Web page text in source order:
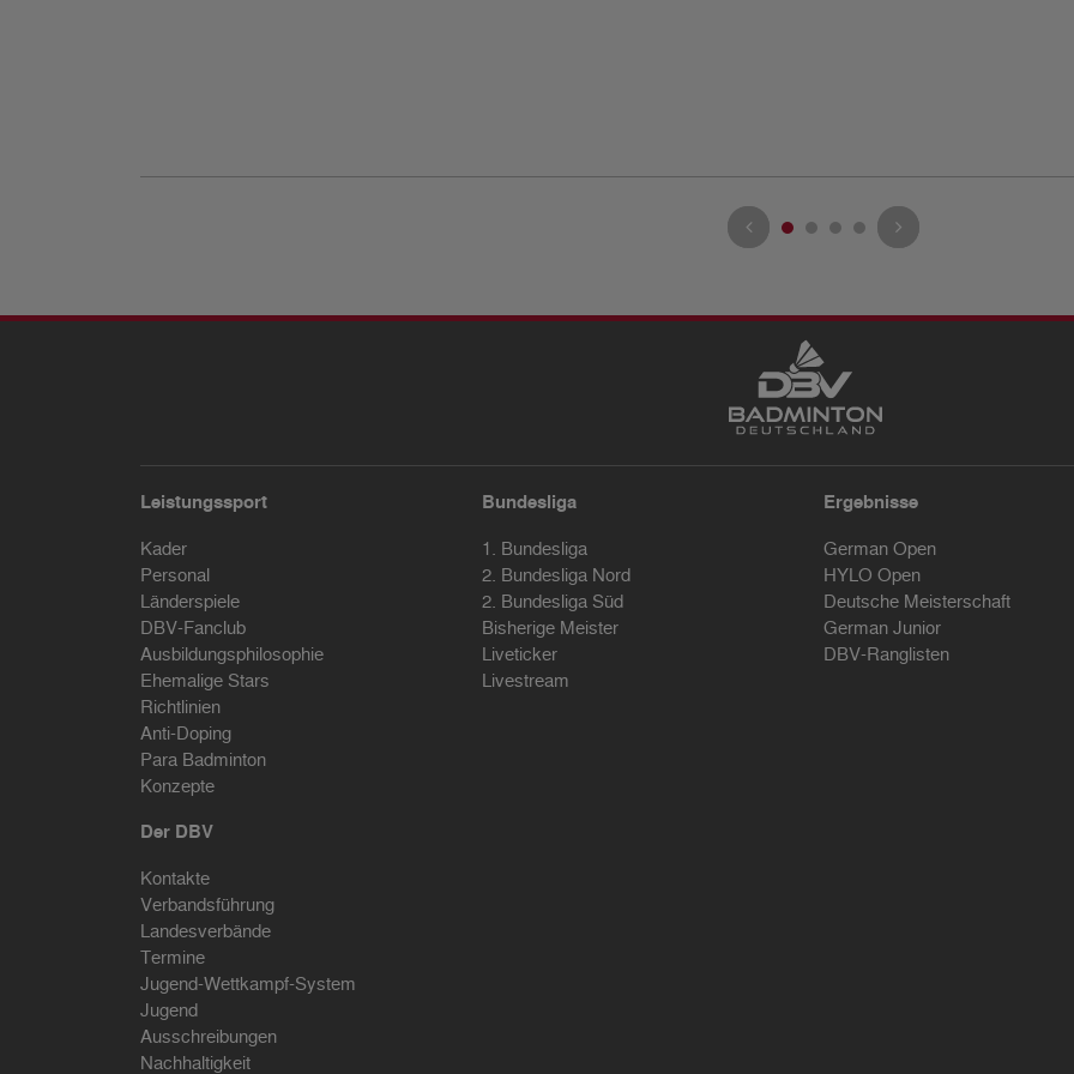
Leistungssport
Kader
Personal
Länderspiele
DBV-Fanclub
Ausbildungsphilosophie
Ehemalige Stars
Richtlinien
Anti-Doping
Para Badminton
Konzepte
Bundesliga
1. Bundesliga
2. Bundesliga Nord
2. Bundesliga Süd
Bisherige Meister
Liveticker
Livestream
Ergebnisse
German Open
HYLO Open
Deutsche Meisterschaft
German Junior
DBV-Ranglisten
Der DBV
Kontakte
Verbandsführung
Landesverbände
Termine
Jugend-Wettkampf-System
Jugend
Ausschreibungen
Nachhaltigkeit